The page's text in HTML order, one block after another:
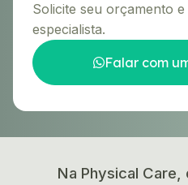
Solicite seu orçamento
especialista.
Falar com
Na Physical Care,